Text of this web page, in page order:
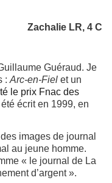
Zachalie LR, 4 C
Guéraud. Je
: Arc-en-Fiel et un
le prix Fnac des
écrit en 1999, en
images de journal
au jeune homme.
« le journal de La
d’argent ».